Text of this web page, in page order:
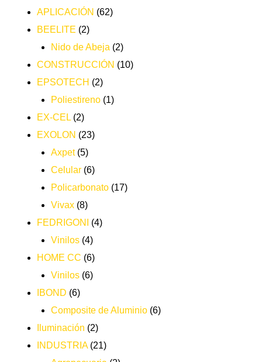
APLICACIÓN (62)
BEELITE (2)
Nido de Abeja (2)
CONSTRUCCIÓN (10)
EPSOTECH (2)
Poliestireno (1)
EX-CEL (2)
EXOLON (23)
Axpet(5)
Celular (6)
Policarbonato (17)
Vivax (8)
FEDRIGONI
(4)
Vinilos (4)
HOME CC (6)
Vinilos (6)
IBOND (6)
Composite de Aluminio (6)
Iluminación (2)
INDUSTRIA(21)